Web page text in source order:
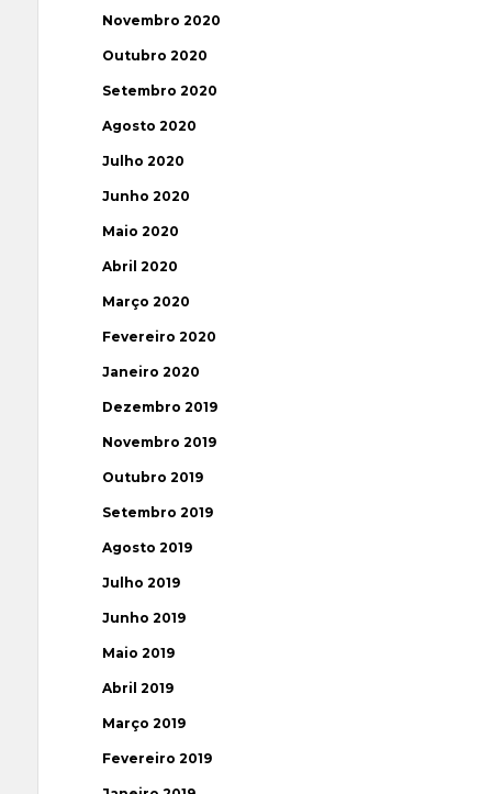
Novembro 2020
Outubro 2020
Setembro 2020
Agosto 2020
Julho 2020
Junho 2020
Maio 2020
Abril 2020
Março 2020
Fevereiro 2020
Janeiro 2020
Dezembro 2019
Novembro 2019
Outubro 2019
Setembro 2019
Agosto 2019
Julho 2019
Junho 2019
Maio 2019
Abril 2019
Março 2019
Fevereiro 2019